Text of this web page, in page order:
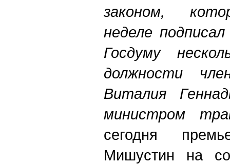
законом,
неделе
Госдуму
должности
Виталия
министром
сегодня
Мишустин на